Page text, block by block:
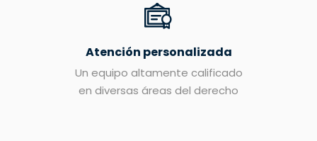
Atención personalizada
Un equipo altamente calificado
en diversas áreas del derecho